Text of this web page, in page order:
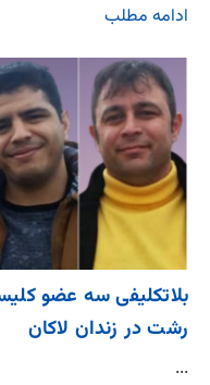
ادامه مطلب
بلاتکلیفی سه عضو
رشت در زندان لاکان
...